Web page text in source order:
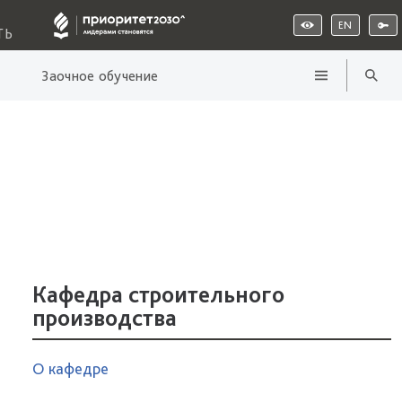
EN
Заочное обучение
Кафедра строительного
производства
О кафедре